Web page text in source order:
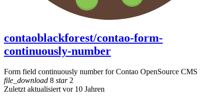
contaoblackforest/contao-form-
continuously-number
Form field continuously number for Contao OpenSource CMS
file_download 8 star2
Zuletzt aktualisiert vor 10 Jahren